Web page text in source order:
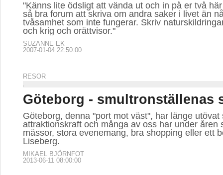
"Känns lite ödsligt att vända ut och in på er två
så bra forum att skriva om andra saker i livet än
tvåsamhet som inte fungerar. Skriv
och krig och orättvisor."
SUZANNE EK
2007-01-04 22:50:00
RESOR
Göteborg - smultronställenas
Göteborg, denna "port mot väst", har länge utövat
attraktionskraft och många av oss har under åren
mässor, stora evenemang, bra shopping eller ett
Liseberg.
MIKAEL BJÖRNFOT
2013-06-11 08:00:00